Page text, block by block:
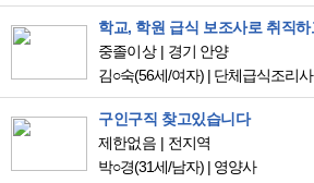
중졸이상
경기 안양
김○숙(56세/여자) | 단체급식조리사
구인구직 찾고있습니다
제한없음
전지역
박○경(31세/남자) | 영양사